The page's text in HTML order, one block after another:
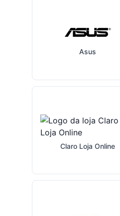
Asus
Claro Loja Online